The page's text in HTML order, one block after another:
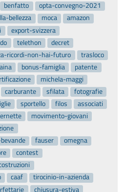
benfatto
opta-convegno-2021
bellezza moca
amazon
export-svizzera
telethon
decret
ricordi-non-hai-futuro
trasloco
bonus-famiglia
patente
michela-maggi
carburante sfilata
fotografie
sportello filos
associati
movimento-giovani
fauser
omegna
contest
caaf
tirocinio-in-azienda
chiusura-estiva